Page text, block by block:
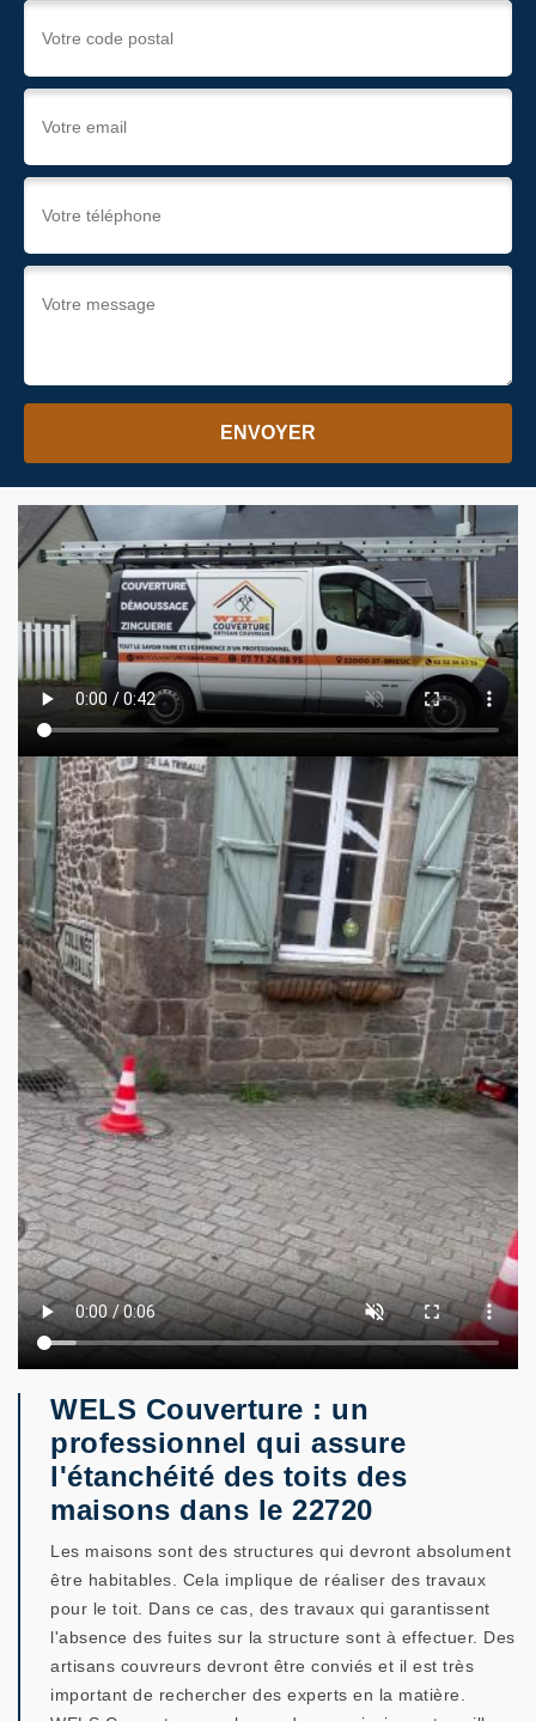
WELS Couverture : un
professionnel qui assure
l'étanchéité des toits des
maisons dans le 22720
Les maisons sont des structures qui devront absolument
être habitables. Cela implique de réaliser des travaux
pour le toit. Dans ce cas, des travaux qui garantissent
l'absence des fuites sur la structure sont à effectuer. Des
artisans couvreurs devront être conviés et il est très
important de rechercher des experts en la matière.